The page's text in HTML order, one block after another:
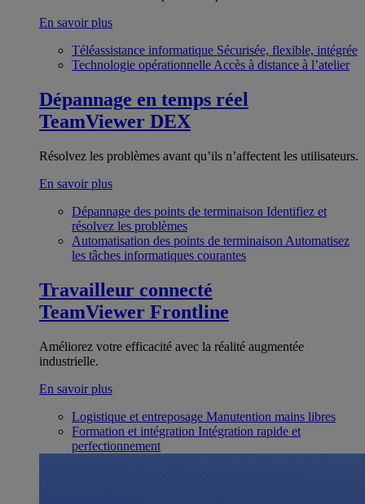
En savoir plus
Téléassistance informatique Sécurisée, flexible, intégrée
Technologie opérationnelle Accès à distance à l’atelier
Dépannage en temps réel
TeamViewer DEX
Résolvez les problèmes avant qu’ils n’affectent les utilisateurs.
En savoir plus
Dépannage des points de terminaison Identifiez et
résolvez les problèmes
Automatisation des points de terminaison Automatisez
les tâches informatiques courantes
Travailleur connecté
TeamViewer Frontline
Améliorez votre efficacité avec la réalité augmentée
industrielle.
En savoir plus
Logistique et entreposage Manutention mains libres
Formation et intégration Intégration rapide et
perfectionnement